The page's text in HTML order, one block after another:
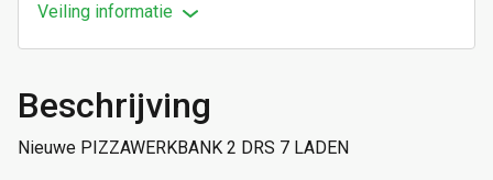
Veiling informatie
Beschrijving
Nieuwe PIZZAWERKBANK 2 DRS 7 LADEN